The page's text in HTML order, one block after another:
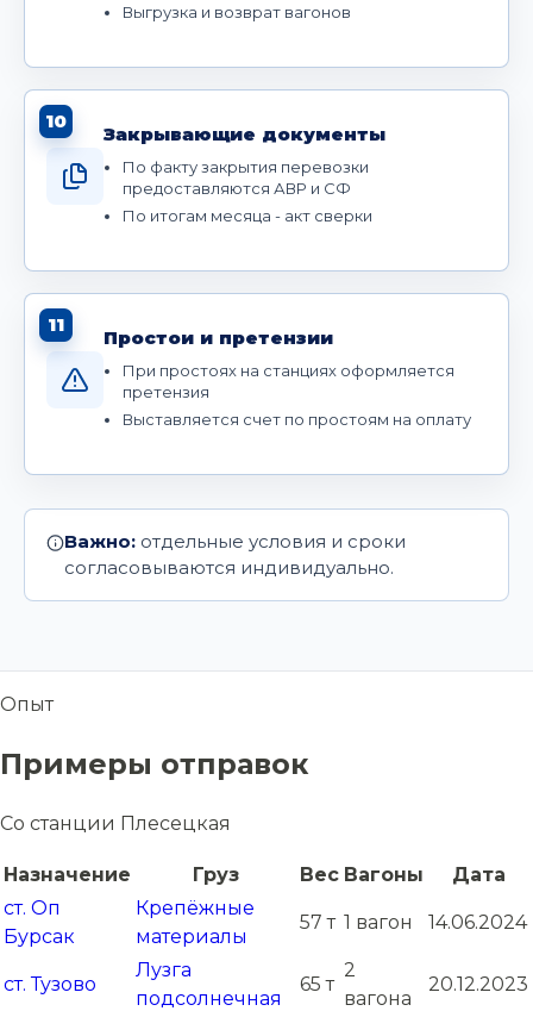
Выгрузка и возврат вагонов
10
Закрывающие документы
По факту закрытия перевозки
предоставляются АВР и СФ
По итогам месяца - акт сверки
11
Простои и претензии
При простоях на станциях оформляется
претензия
Выставляется счет по простоям на оплату
Важно: отдельные условия и сроки
согласовываются индивидуально.
Опыт
Примеры отправок
Со станции Плесецкая
Назначение Груз Вес Вагоны
Дата
ст. Оп
Бурсак
Крепёжные
материалы
57 т 1 вагон 14.06.2024
ст. Тузово
Лузга
подсолнечная
65 т
2
вагона
20.12.2023